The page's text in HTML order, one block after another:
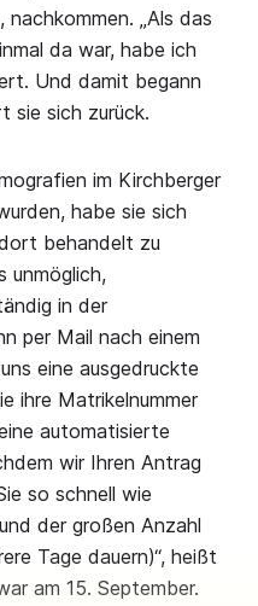
„Als das
da war, habe ich
Und damit begann
sie sich zurück.
im Kirchberger
habe sie sich
behandelt zu
unmöglich,
in der
per Mail nach einem
eine ausgedruckte
ihre Matrikelnummer
automatisierte
wir Ihren Antrag
so schnell wie
der großen Anzahl
Tage dauern)“, heißt
am 15. September.